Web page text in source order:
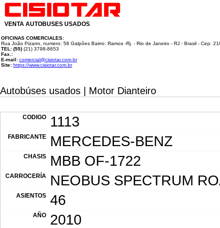
VENTA AUTOBUSES USADOS
OFICINAS COMERCIALES:
Rua João Pizarro, numero: 58 Galpões Bairro: Ramos -Rj. - Rio de Janeiro - RJ - Brasil - Cep:
TEL: (55) (21) 3798-8653
Fax.:
E-mail: comercial@cisiotar.com.br
Site: https://www.cisiotar.com.br
Autobúses usados | Motor Dianteiro
CODIGO 1113
FABRICANTE MERCEDES-BENZ
CHASIS MBB OF-1722
CARROCERÍA NEOBUS SPECTRUM
ASIENTOS 46
AÑO 2010